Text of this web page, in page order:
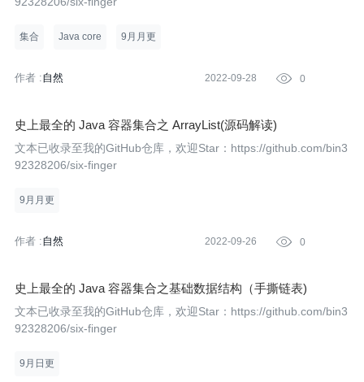
集合 Java core 9月月更
作者 :自然 2022-09-28  0
史上最全的 Java 容器集合之 ArrayList(源码解读)
文本已收录至我的GitHub仓库，欢迎Star：https://github.com/bin3
92328206/six-finger
9月月更
作者 :自然 2022-09-26  0
史上最全的 Java 容器集合之基础数据结构（手撕链表)
文本已收录至我的GitHub仓库，欢迎Star：https://github.com/bin3
92328206/six-finger
9月日更